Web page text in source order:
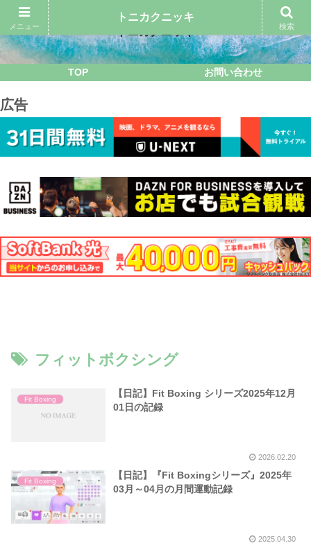
TOP お問い合わせ
広告
フィットボクシング
Fit Boxing
【日記】Fit Boxing シリーズ2025年12月
01日の記録
2026.02.20
Fit Boxing
【日記】『Fit Boxingシリーズ』2025年
03月～04月の月間運動記録
2025.04.30
メニュー
トニカクニッキ
検索